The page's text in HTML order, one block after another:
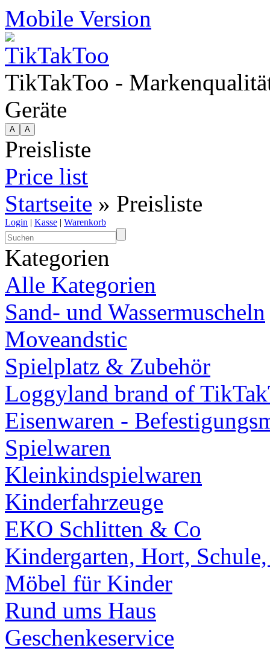
Mobile Version
TikTakToo -
Geräte
Preisliste
Price list
Startseite » Preisliste
Login | Kasse | Warenkorb
Kategorien
Alle Kategorien
Sand- und Wassermuscheln
Moveandstic
Spielplatz & Zubehör
Loggyland brand of
Eisenwaren -
Spielwaren
Kleinkindspielwaren
Kinderfahrzeuge
EKO Schlitten & Co
Kindergarten, Hort,
Möbel für Kinder
Rund ums Haus
Geschenkeservice